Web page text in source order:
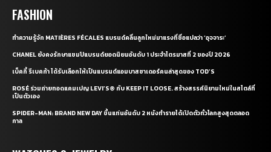
FASHION
ทำความรู้จัก MATIÈRES FÉCALES แบรนด์คลื่นลูกใหม่มาแรงที่ชื่อแปลว่า ‘อุจจาระ’
CHANEL ยังคงรักษาแชมป์แบรนด์ยอดนิยมอันดับ 1 ประจำไตรมาสที่ 2 ของปี 2026
เบ็คกี้ รีเบคก้า ได้รับเลือกให้เป็นแบรนด์แอมบาสซาเดอร์คนล่าสุดของ TOD’S
ROSÉ ร่วมถ่ายทอดแคมเปญ LEVI’S® กับ KEEP IT LOOSE. สร้างสรรค์นิยามใหม่ในสไตล์ที่
เป็นตัวเอง
SPIDER-MAN: BRAND NEW DAY ขึ้นแท่นอันดับ 2 หนังทำรายได้เปิดตัวทั่วโลกสูงสุดตลอด
กาล